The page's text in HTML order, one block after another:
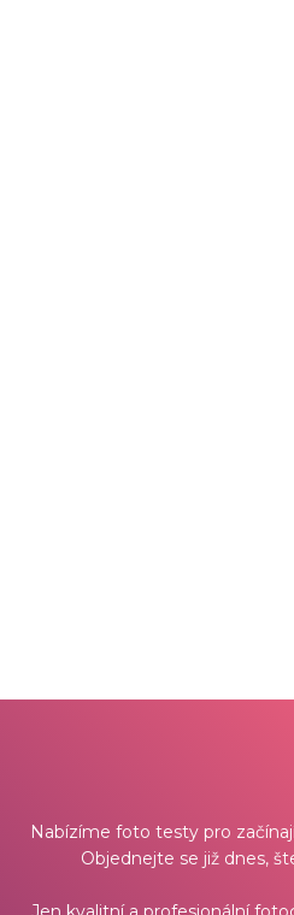
Nabízíme foto testy pro
Objednejte se již dnes,